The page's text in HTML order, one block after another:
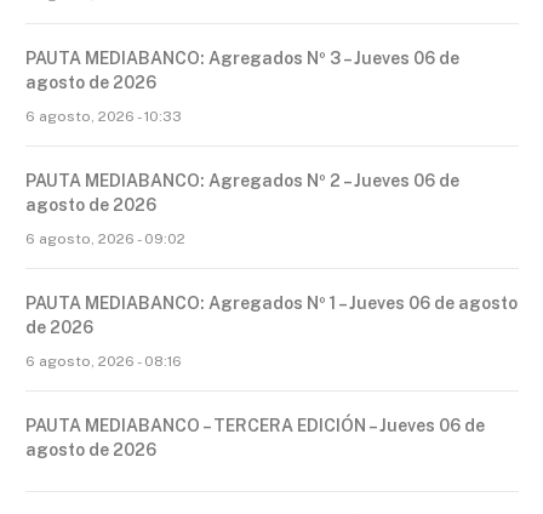
PAUTA MEDIABANCO: Agregados Nº 3 – Jueves 06 de
agosto de 2026
6 agosto, 2026 - 10:33
PAUTA MEDIABANCO: Agregados Nº 2 – Jueves 06 de
agosto de 2026
6 agosto, 2026 - 09:02
PAUTA MEDIABANCO: Agregados Nº 1 – Jueves 06 de agosto
de 2026
6 agosto, 2026 - 08:16
PAUTA MEDIABANCO – TERCERA EDICIÓN – Jueves 06 de
agosto de 2026